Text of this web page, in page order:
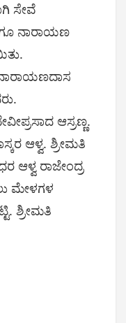
ಸೇವೆ
ನಾರಾಯಣ
ಆಸ್ರಣ್ಣ.
ಆಳ್ವ. ಶ್ರೀಮತಿ
ಆಳ್ವ ರಾಜೇಂದ್ರ
ಮೇಳಗಳ
ಶ್ರೀಮತಿ